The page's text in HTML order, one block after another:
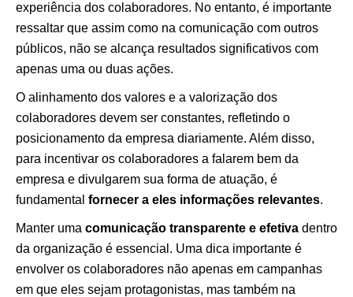
experiência dos colaboradores. No entanto, é importante
ressaltar que assim como na comunicação com outros
públicos, não se alcança resultados significativos com
apenas uma ou duas ações.
O alinhamento dos valores e a valorização dos
colaboradores devem ser constantes, refletindo o
posicionamento da empresa diariamente. Além disso,
para incentivar os colaboradores a falarem bem da
empresa e divulgarem sua forma de atuação, é
fundamental fornecer a eles informações relevantes.
Manter uma comunicação transparente e efetiva dentro
da organização é essencial. Uma dica importante é
envolver os colaboradores não apenas em campanhas
em que eles sejam protagonistas, mas também na